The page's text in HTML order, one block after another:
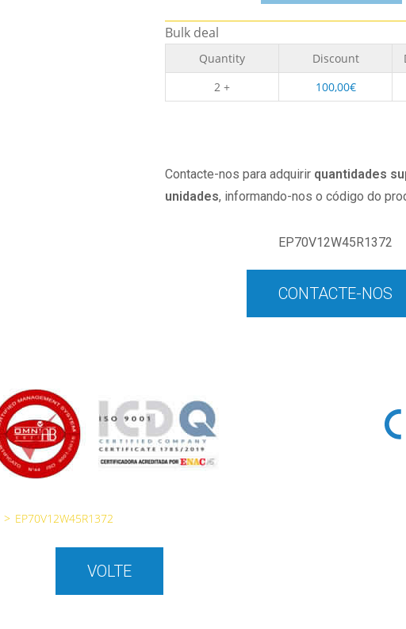
Bulk deal
Quantity Discount
2 +
100,00€
Contacte-nos para adquirir quantidades
unidades, informando-nos o código do
EP70V12W45R1372
CONTACTE-NOS
> EP70V12W45R1372
VOLTE